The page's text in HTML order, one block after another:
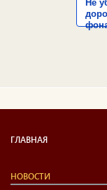
Не
ГЛАВНАЯ
НОВОСТИ